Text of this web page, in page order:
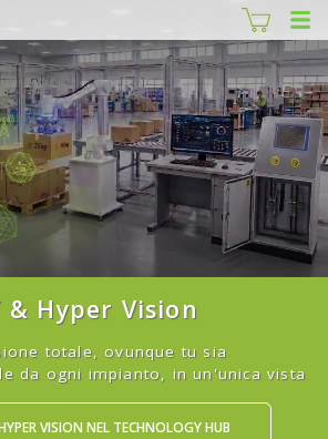
& Hyper Vision
totale, ovunque tu sia
da ogni impianto, in un'unica vista
VISION NEL TECHNOLOGY HUB